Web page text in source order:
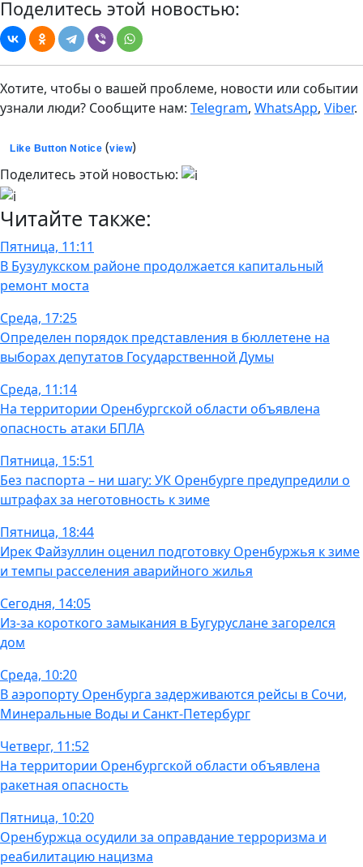
Поделитесь этой новостью:
Хотите, чтобы о вашей проблеме, новости или событии
узнали люди? Сообщите нам: Telegram, WhatsApp, Viber.
Like Button Notice (view)
Поделитесь этой новостью:
Читайте также:
Пятница, 11:11
В Бузулукском районе продолжается капитальный
ремонт моста
Среда, 17:25
Определен порядок представления в бюллетене на
выборах депутатов Государственной Думы
Среда, 11:14
На территории Оренбургской области объявлена
опасность атаки БПЛА
Пятница, 15:51
Без паспорта – ни шагу: УК Оренбурге предупредили о
штрафах за неготовность к зиме
Пятница, 18:44
Ирек Файзуллин оценил подготовку Оренбуржья к зиме
и темпы расселения аварийного жилья
Сегодня, 14:05
Из-за короткого замыкания в Бугуруслане загорелся
дом
Среда, 10:20
В аэропорту Оренбурга задерживаются рейсы в Сочи,
Минеральные Воды и Санкт-Петербург
Четверг, 11:52
На территории Оренбургской области объявлена
ракетная опасность
Пятница, 10:20
Оренбуржца осудили за оправдание терроризма и
реабилитацию нацизма